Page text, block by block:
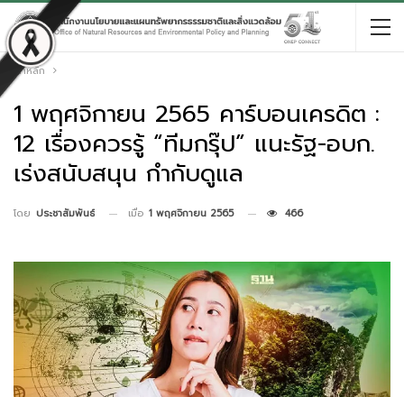
หน้าหลัก
1 พฤศจิกายน 2565 คาร์บอนเครดิต :
12 เรื่องควรรู้ “ทีมกรุ๊ป” แนะรัฐ-อบก.
เร่งสนับสนุน กำกับดูแล
โดย ประชาสัมพันธ์ เมื่อ 1 พฤศจิกายน 2565 466